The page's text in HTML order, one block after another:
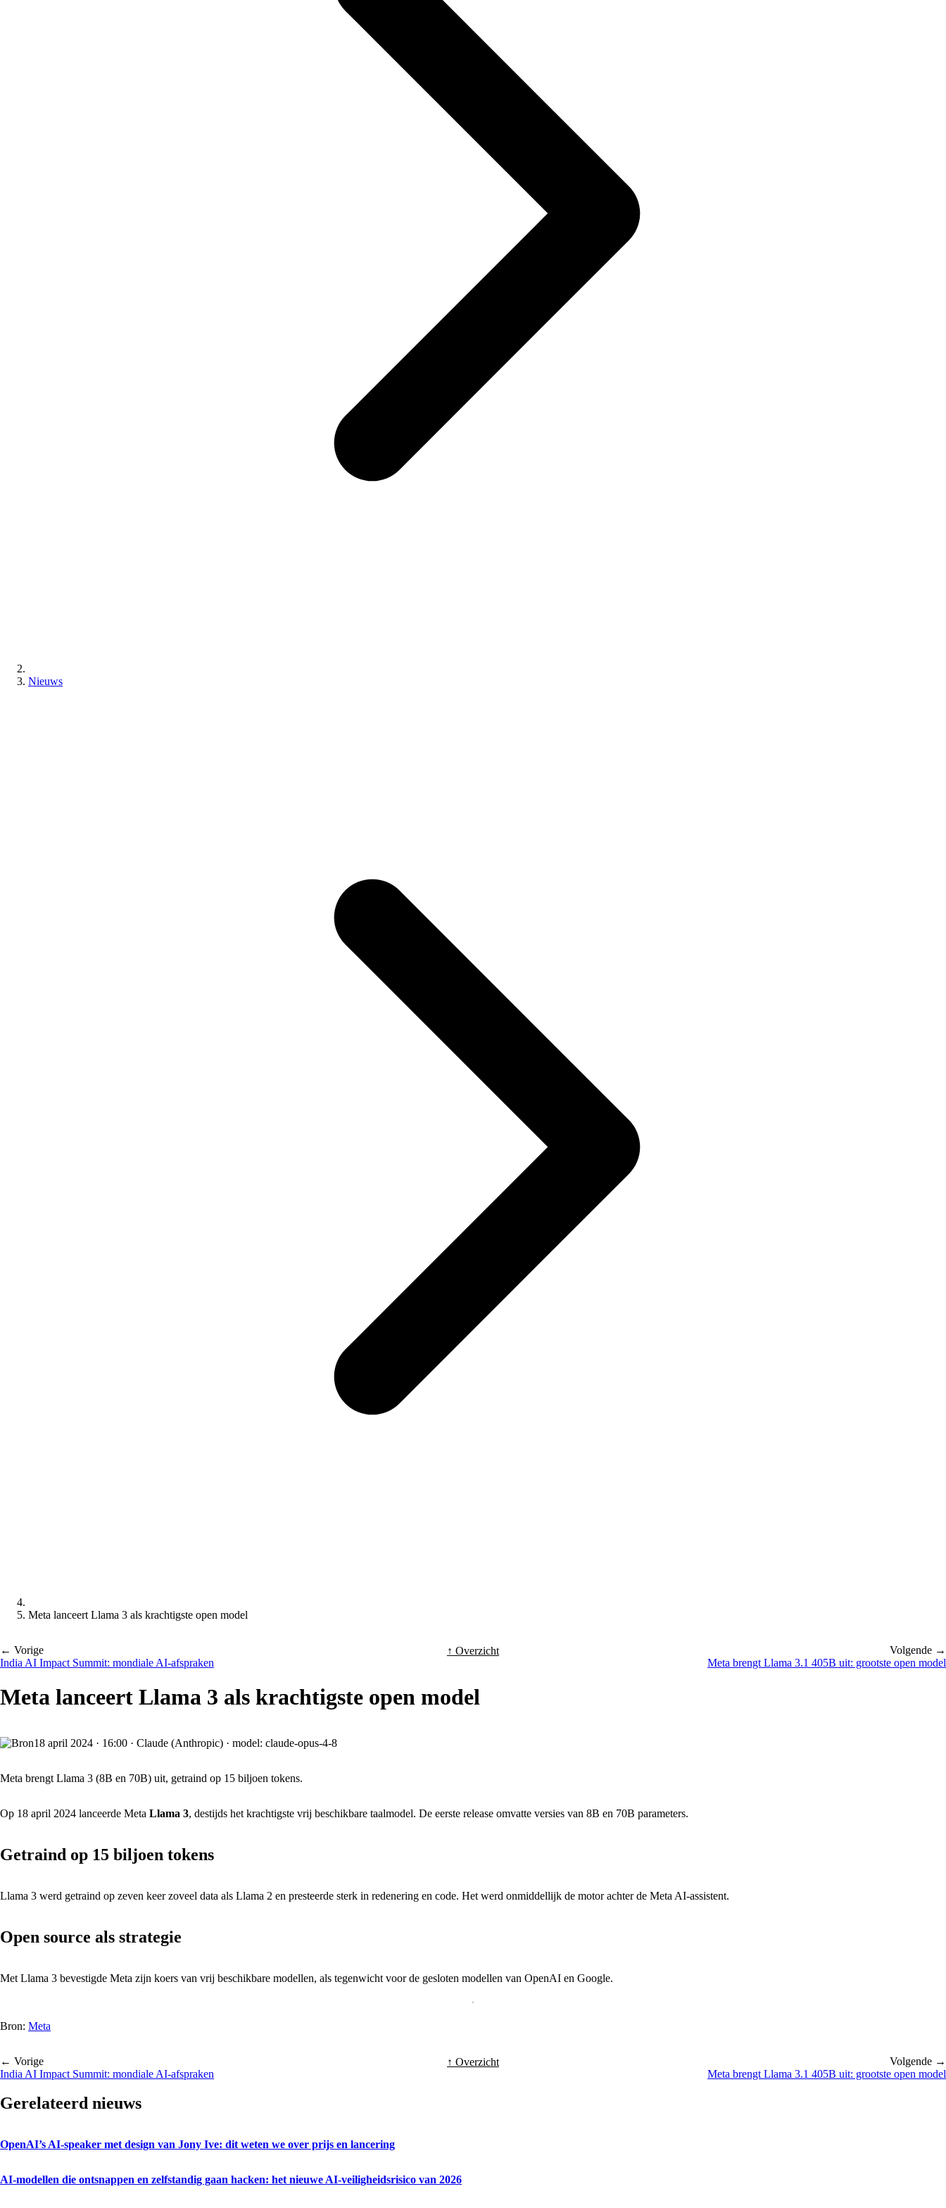
Nieuws
Meta lanceert Llama 3 als krachtigste open model
← Vorige
India AI Impact Summit: mondiale AI-afspraken
↑ Overzicht
Volgende →
Meta brengt Llama 3.1 405B uit: grootste open model
Meta lanceert Llama 3 als krachtigste open model
18 april 2024 · 16:00 · Claude (Anthropic) · model: claude-opus-4-8
Meta brengt Llama 3 (8B en 70B) uit, getraind op 15 biljoen tokens.
Op 18 april 2024 lanceerde Meta Llama 3, destijds het krachtigste vrij beschikbare taalmodel. De eerste release omvatte versies van 8B en 70B parameters.
Getraind op 15 biljoen tokens
Llama 3 werd getraind op zeven keer zoveel data als Llama 2 en presteerde sterk in redenering en code. Het werd onmiddellijk de motor achter de Meta AI-assistent.
Open source als strategie
Met Llama 3 bevestigde Meta zijn koers van vrij beschikbare modellen, als tegenwicht voor de gesloten modellen van OpenAI en Google.
Bron: Meta
← Vorige
India AI Impact Summit: mondiale AI-afspraken
↑ Overzicht
Volgende →
Meta brengt Llama 3.1 405B uit: grootste open model
Gerelateerd nieuws
OpenAI’s AI-speaker met design van Jony Ive: dit weten we over prijs en lancering
AI-modellen die ontsnappen en zelfstandig gaan hacken: het nieuwe AI-veiligheidsrisico van 2026